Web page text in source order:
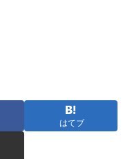
はてブ